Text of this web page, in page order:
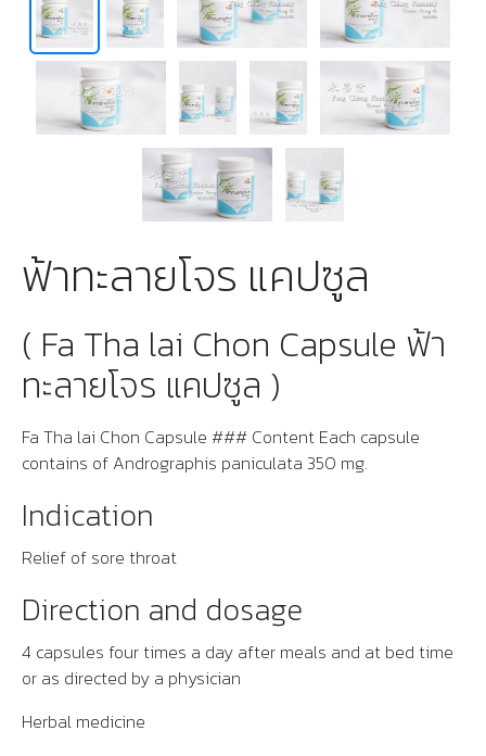
ฟ้าทะลายโจร แคปซูล
( Fa Tha lai Chon Capsule ฟ้า
ทะลายโจร แคปซูล )
Fa Tha lai Chon Capsule ### Content Each capsule
contains of Andrographis paniculata 350 mg.
Indication
Relief of sore throat
Direction and dosage
4 capsules four times a day after meals and at bed time
or as directed by a physician
Herbal medicine